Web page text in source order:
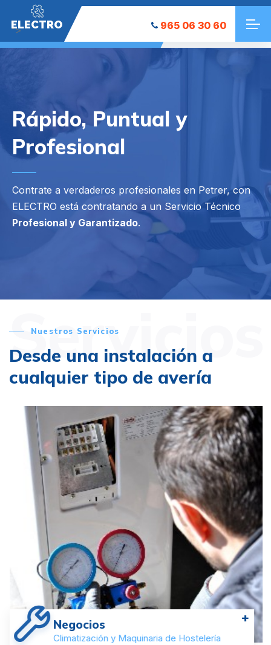
ELECTRO
"> 965 06 30 60
Rápido, Puntual y
Profesional
Contrate a verdaderos profesionales en Petrer, con
ELECTRO está contratando a un Servicio Técnico
Profesional y Garantizado.
Servicios
Nuestros Servicios
Desde una instalación a
cualquier tipo de avería
Negocios
Climatización y Maquinaria de Hostelería
+